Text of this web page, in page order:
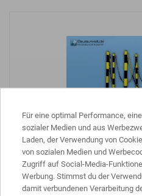
Absperrpfosten Set
mit Beton gefüllten dreieckigen
Außenbereich
Für eine optimal Performance,
sozialer Medien und aus
Laden, der Verwendung von
von sozialen Medien und
Zugriff auf Social-Media-
Werbung. Stimmst du der
damit verbundenen Verarbeitung